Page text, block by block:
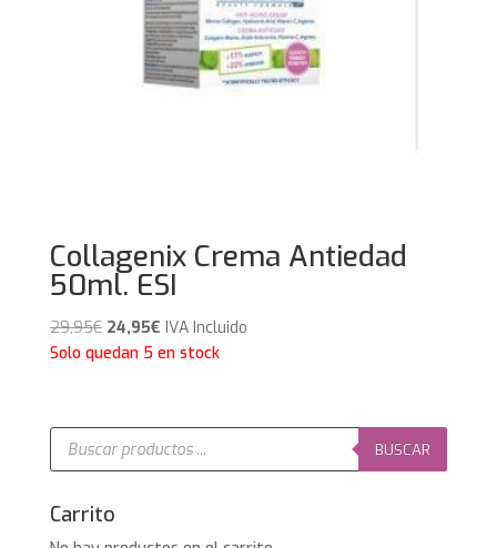
Collagenix Crema Antiedad
50ml. ESI
29,95€ El
precio
29,95€.
24,95€El
precio
24,95€.
IVA Incluido
Solo quedan 5 en stock
Búsqueda
productos
BUSCAR
Carrito